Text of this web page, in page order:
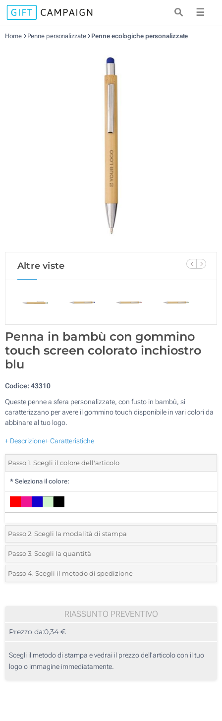
☰
Home Penne personalizzate Penne ecologiche personalizzate
Altre viste
Penna in bambù con gommino
touch screen colorato inchiostro
blu
Codice:43310
Queste penne a sfera personalizzate, con fusto in bambù, si
caratterizzano per avere il gommino touch disponibile in vari colori da
abbinare al tuo logo.
+ Descrizione+ Caratteristiche
Passo 1. Scegli il colore dell'articolo
* Seleziona il colore:
Passo 2. Scegli la modalità di stampa
*Seleziona la posizione di stampa e il colore del vostro logo:
1 Colore (Sul corpo)
3 Colori (Sul corpo)
Incisione Laser (Sul corpo)
Passo 3. Scegli la quantità
*Quantità desiderata:
100
250
500
Passo 4. Scegli il metodo di spedizione
RIASSUNTO PREVENTIVO
Prezzo da:0,34 €
Scegli il metodo di stampa e vedrai il prezzo dell'articolo con il tuo
logo o immagine immediatamente.